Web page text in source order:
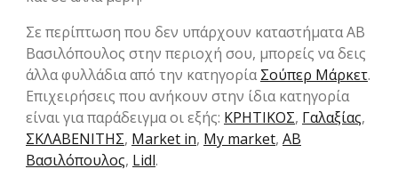
Σε περίπτωση που δεν υπάρχουν καταστήματα ΑΒ
Βασιλόπουλος στην περιοχή σου, μπορείς να δεις
άλλα φυλλάδια από την κατηγορίαΣούπερ Μάρκετ.
Επιχειρήσεις που ανήκουν στην ίδια κατηγορία
είναι για παράδειγμα οι εξής: ΚΡΗΤΙΚΟΣ, Γαλαξίας,
ΣΚΛΑΒΕΝΙΤΗΣ, Market in, My market, ΑΒ
Βασιλόπουλος, Lidl.